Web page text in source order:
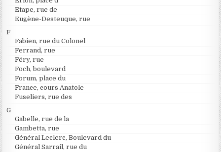
Etape, rue de
Eugène-Desteuque, rue
F
Fabien, rue du Colonel
Ferrand, rue
Féry, rue
Foch, boulevard
Forum, place du
France, cours Anatole
Fuseliers, rue des
G
Gabelle, rue de la
Gambetta, rue
Général Leclerc, Boulevard du
Général Sarrail, rue du